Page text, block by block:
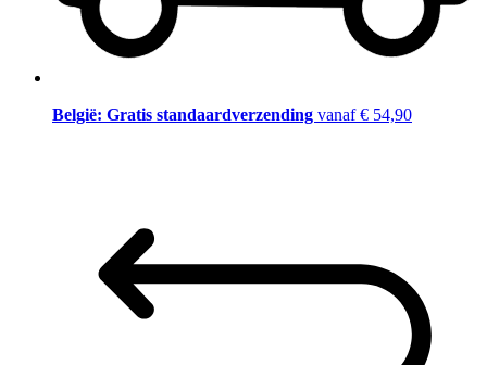
België: Gratis standaardverzending vanaf € 54,90